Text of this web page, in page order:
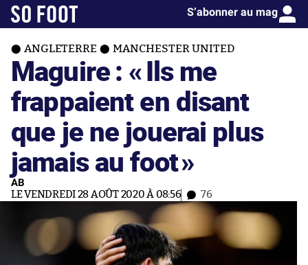
S’abonner au mag
ANGLETERRE MANCHESTER UNITED
Maguire : «Ils me
frappaient en disant
que je ne jouerai plus
jamais au foot»
AB
LE VENDREDI 28 AOÛT 2020 À 08:56 76